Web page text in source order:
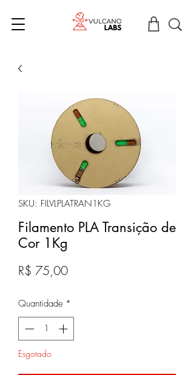
SKU: FILVLPLATRAN1KG
Filamento PLA Transição de
Cor 1Kg
R$ 75,00Preço
Quantidade *
Esgotado